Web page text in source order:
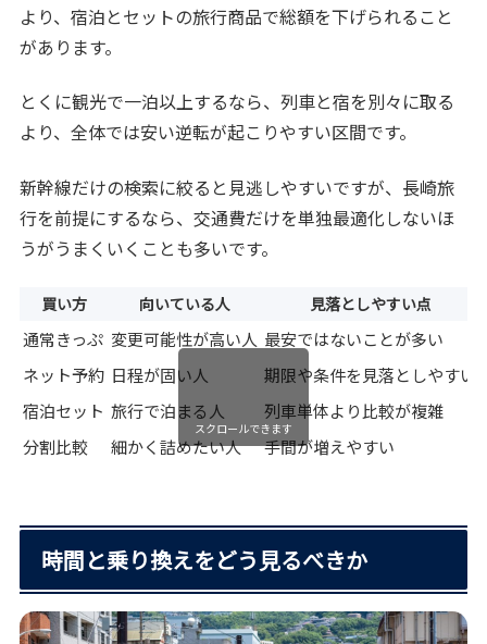
より、宿泊とセットの旅行商品で総額を下げられること
があります。
とくに観光で一泊以上するなら、列車と宿を別々に取る
より、全体では安い逆転が起こりやすい区間です。
新幹線だけの検索に絞ると見逃しやすいですが、長崎旅
行を前提にするなら、交通費だけを単独最適化しないほ
うがうまくいくことも多いです。
買い方 向いている人 見落としやすい点
通常きっぷ 変更可能性が高い人 最安ではないことが多い
ネット予約 日程が固い人
期限や条件を見落としやすい
宿泊セット 旅行で泊まる人
列車単体より比較が複雑
分割比較
細かく詰めたい人 手間が増えやすい
スクロールできます
時間と乗り換えをどう見るべきか